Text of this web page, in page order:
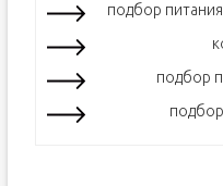
подбор
подбор